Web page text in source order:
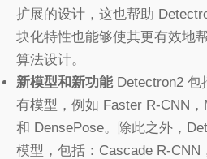
扩展的设计，这也帮助
块化特性也能够使其更有效地
算法设计。
新模型和新功能Detectron2 包
有模型，例如 Faster R-CNN
和 DensePose。除此之外，
模型，包括：Cascade R-CNN